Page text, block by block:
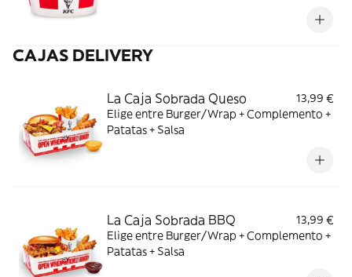
CAJAS DELIVERY
La Caja Sobrada Queso
13,99 €
Elige entre Burger/Wrap + Complemento +
Patatas + Salsa
La Caja Sobrada BBQ
13,99 €
Elige entre Burger/Wrap + Complemento +
Patatas + Salsa